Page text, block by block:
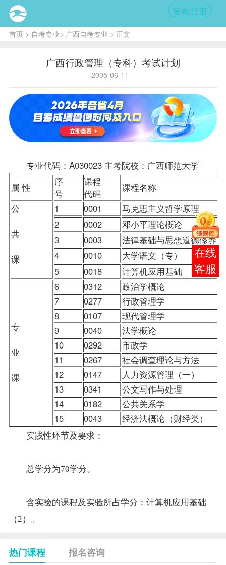
登录/注册
首页> 自考专业> 广西自考专业 > 正文
广西行政管理（专科）考试计划
2005-06-11
专业代码：A030023 主考院校：广西师范大学
属 性
序
号
课程
代码
课程名称
公
共
课
1 0001
马克思主义哲学原理
2
0002
邓小平理论概论
3
0003
法律基础与思想道德修养
4
0010 大学语文 （专）
5
0018 计算机应用基础
专
业
课
6 0312
政治学概论
7
0277
行政管理学
8
0107
现代管理学
9
0040
法学概论
10
0292
市政学
11
0267
社会调查理论与方法
12
0147
人力资源管理（一）
13
0341
公文写作与处理
14
0182
公共关系学
15
0043 经济法概论（财经类）
实践性环节及要求：
总学分为70学分。
含实验的课程及实验所占学分：计算机应用基础
（2）。
热门课程 报名咨询
报考
咨询